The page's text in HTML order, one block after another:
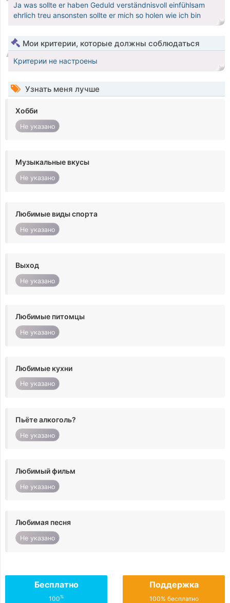
Ja was sollte er haben Geduld verständnisvoll einfühlsam
ehrlich treu ansonsten sollte er mich so holen wie ich bin
Мои критерии, которые должны соблюдаться
Критерии не настроены
Узнать меня лучше
Хобби
Не указано
Музыкальные вкусы
Не указано
Любимые виды спорта
Не указано
Выход
Не указано
Любимые питомцы
Не указано
Любимые кухни
Не указано
Пьёте алкоголь?
Не указано
Любимый фильм
Не указано
Любимая песня
Не указано
Бесплатно
100%
Поддержка
100% бесплатно